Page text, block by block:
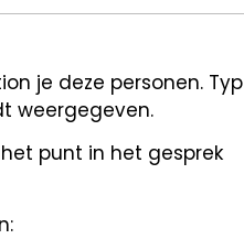
je deze personen. Typ
weergegeven.
punt in het gesprek